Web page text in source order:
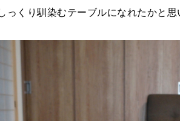
っくり馴染むテーブルになれたかと思